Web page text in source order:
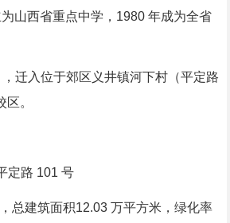
山西省重点中学，1980 年成为全省
迁入位于郊区义井镇河下村（平定路
。
定路 101 号
总建筑面积12.03 万平方米，绿化率